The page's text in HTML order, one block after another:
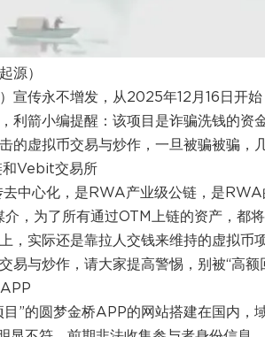
源）
宣传永不增发，从2025年12月16日开
利箭小编提醒：该项目是诈骗洗钱的
的虚拟币交易与炒作，一旦被骗被骗，
和Vebit交易所
中心化，是RWA产业级公链，是
介，为了所有通过OTM上链的资产，
，实际还是靠拉人交钱来维持的虚拟币
易与炒作，请大家提高警惕，别被“高
目”的圆梦金桥APP的网站搭建在国内，